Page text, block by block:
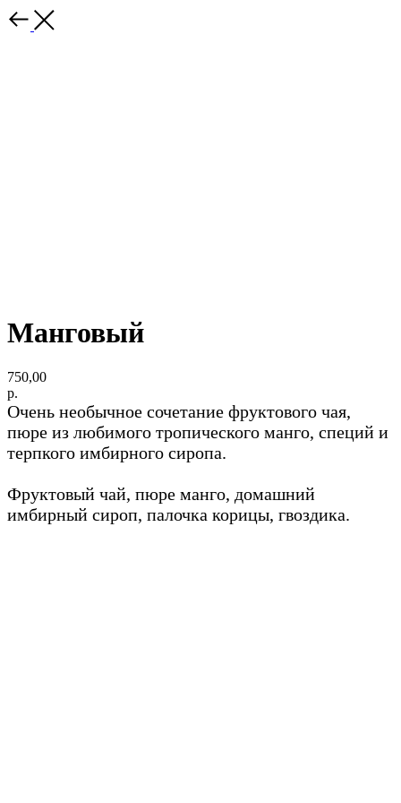
Манговый
750,00
р.
Очень необычное сочетание фруктового чая,
пюре из любимого тропического манго, специй и
терпкого имбирного сиропа.
Фруктовый чай, пюре манго, домашний
имбирный сироп, палочка корицы, гвоздика.